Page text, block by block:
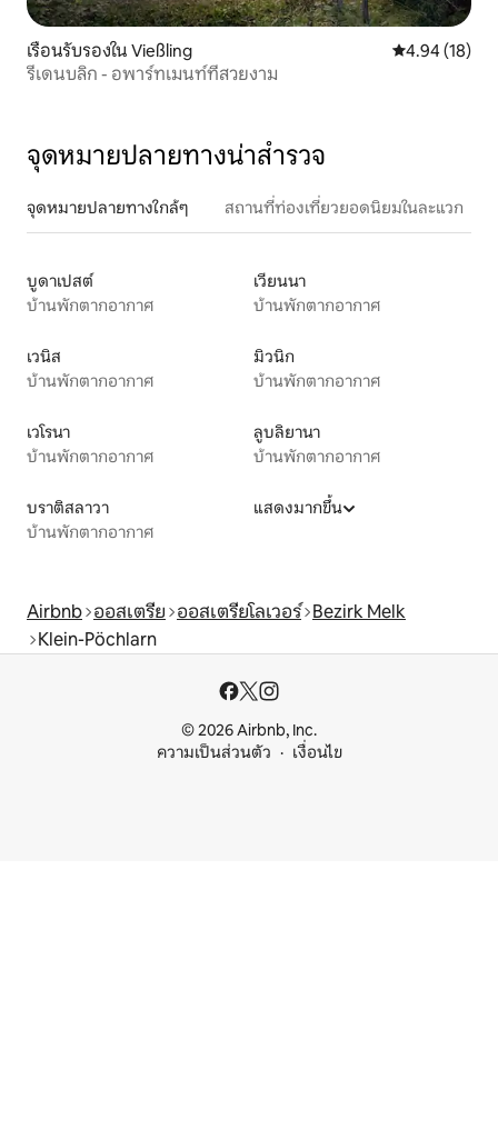
เรือนรับรองใน Vießling คะแนนเฉลี่ย
4.94 (18)
รีเดนบลิก - อพาร์ทเมนท์ที่สวยงาม
จุดหมายปลายทางน่าสำรวจ
จุดหมายปลายทางใกล้ๆ สถานที่ท่องเที่ยวยอดนิยมในละแวก
บูดาเปสต์
บ้านพักตากอากาศ
เวียนนา
บ้านพักตากอากาศ
เวนิส
บ้านพักตากอากาศ
มิวนิก
บ้านพักตากอากาศ
เวโรนา
บ้านพักตากอากาศ
ลูบลิยานา
บ้านพักตากอากาศ
บราติสลาวา
บ้านพักตากอากาศ
แสดงมากขึ้น
Airbnb ออสเตรีย ออสเตรียโลเวอร์ Bezirk Melk
Klein-Pöchlarn
© 2026 Airbnb, Inc.
ความเป็นส่วนตัว
เงื่อนไข